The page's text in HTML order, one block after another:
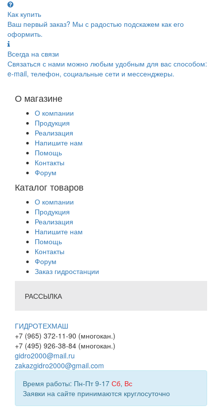
Как купить
Ваш первый заказ? Мы с радостью подскажем как его
оформить.
Всегда на связи
Связаться с нами можно любым удобным для вас способом:
e-mail, телефон, социальные сети и мессенджеры.
О магазине
О компании
Продукция
Реализация
Напишите нам
Помощь
Контакты
Форум
Каталог товаров
О компании
Продукция
Реализация
Напишите нам
Помощь
Контакты
Форум
Заказ гидростанции
РАССЫЛКА
ГИДРОТЕХМАШ
+7 (965) 372-11-90 (многокан.)
+7 (495) 926-38-84 (многокан.)
gidro2000@mail.ru
zakazgidro2000@gmail.com
Время работы: Пн-Пт 9-17 Сб, Вс
Заявки на сайте принимаются круглосуточно